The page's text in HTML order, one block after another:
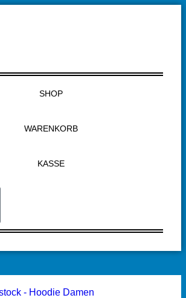
SHOP
WARENKORB
KASSE